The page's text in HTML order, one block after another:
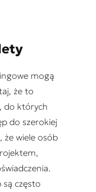
mogą
że to
do których
do szerokiej
że wiele osób
są często